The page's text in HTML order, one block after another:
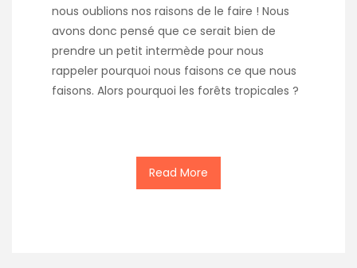
nous oublions nos raisons de le faire ! Nous
avons donc pensé que ce serait bien de
prendre un petit intermède pour nous
rappeler pourquoi nous faisons ce que nous
faisons. Alors pourquoi les forêts tropicales ?
Read More